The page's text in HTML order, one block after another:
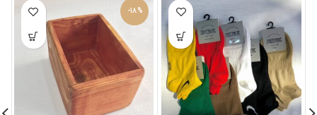
-18%